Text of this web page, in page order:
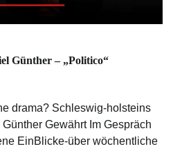
Günther – „Politico“
drama? Schleswig-holsteins
Gewährt Im Gespräch
EinBlicke-über wöchentliche